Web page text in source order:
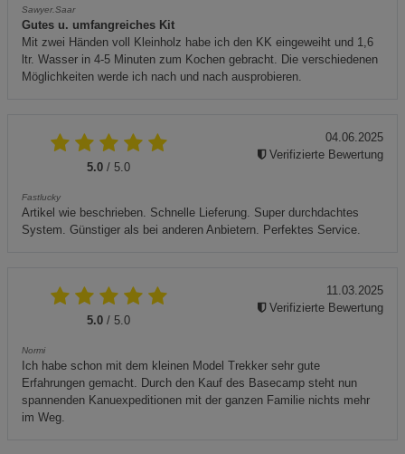
Sawyer.Saar
Gutes u. umfangreiches Kit
Mit zwei Händen voll Kleinholz habe ich den KK eingeweiht und 1,6
ltr. Wasser in 4-5 Minuten zum Kochen gebracht. Die verschiedenen
Möglichkeiten werde ich nach und nach ausprobieren.
5.0 / 5.0
Fastlucky
Artikel wie beschrieben. Schnelle Lieferung. Super durchdachtes
System. Günstiger als bei anderen Anbietern. Perfektes Service.
04.06.2025
Verifizierte Bewertung
5.0 / 5.0
Normi
Ich habe schon mit dem kleinen Model Trekker sehr gute
Erfahrungen gemacht. Durch den Kauf des Basecamp steht nun
spannenden Kanuexpeditionen mit der ganzen Familie nichts mehr
im Weg.
11.03.2025
Verifizierte Bewertung